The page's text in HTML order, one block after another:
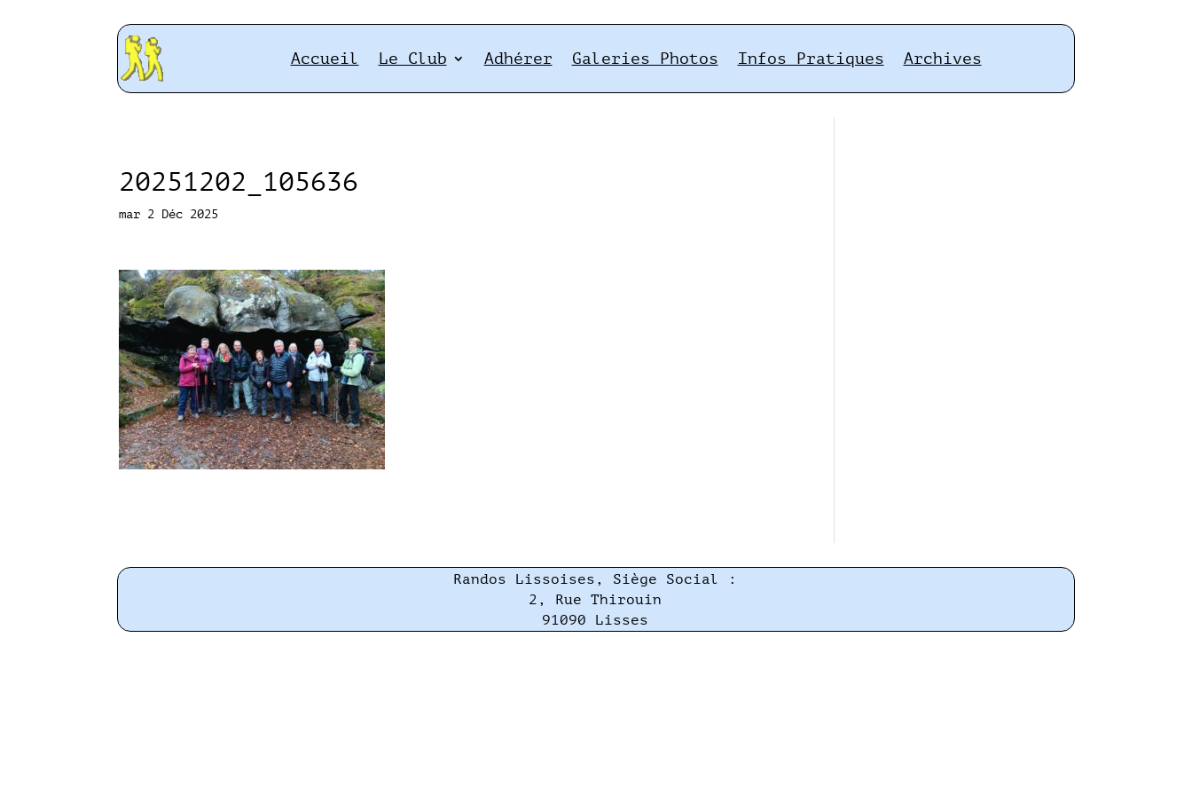
Accueil Le Club Adhérer Galeries Photos Infos Pratiques Archives
20251202_105636
mar 2 Déc 2025
Randos Lissoises, Siège Social :
2, Rue Thirouin
91090 Lisses